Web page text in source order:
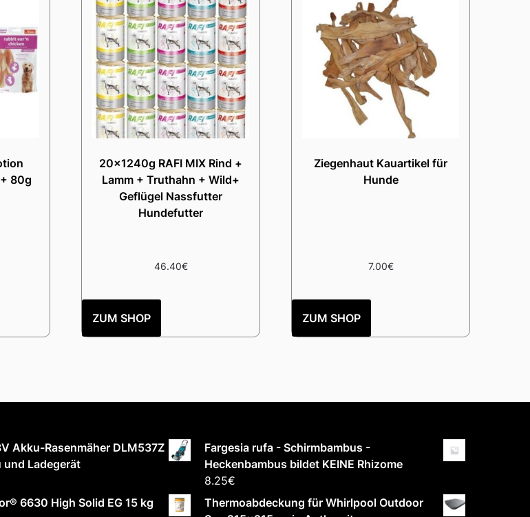
80g
20x1240g RAFI MIX Rind +
Lamm + Truthahn + Wild+
Geflügel Nassfutter
Hundefutter
46.40€
ZUM SHOP
Ziegenhaut Kauartikel für
Hunde
7.00€
ZUM SHOP
Akku-Rasenmäher DLM537Z
und Ladegerät
6630 High Solid EG 15 kg
Fargesia rufa - Schirmbambus -
Heckenbambus bildet KEINE Rhizome
8.25€
Thermoabdeckung für Whirlpool Outdoor